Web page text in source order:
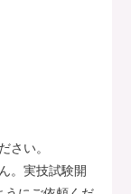
さい。
。実技試験開